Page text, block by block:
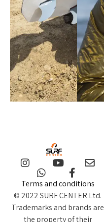
Terms and conditions
© 2022 SURF CENTER Ltd.
Trademarks and brands are
the property of their